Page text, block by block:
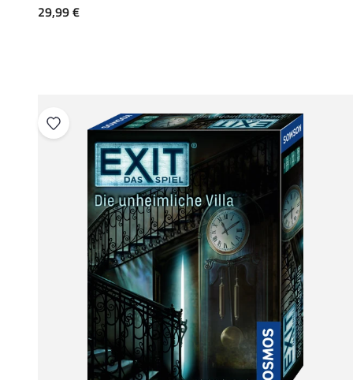
Angebot
29,99 €